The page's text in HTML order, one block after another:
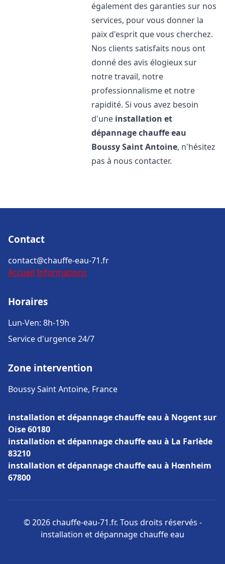
également des garanties sur nos
services, pour vous donner la
paix d'esprit que vous cherchez.
Nos clients satisfaits nous ont
donné des avis élogieux sur
notre travail, notre
professionnalisme et notre
rapidité. Si vous avez besoin
d'une installation et
dépannage chauffe eau
Boussy Saint Antoine, n'hésitez
pas à nous contacter.
Contact
contact@chauffe-eau-71.fr
Accueil Informations
Horaires
Lun-Ven: 8h-19h
Service d'urgence 24/7
Zone intervention
Boussy Saint Antoine, France
installation et dépannage chauffe eau à Nogent sur
Oise 60180
installation et dépannage chauffe eau à La Farlède
83210
installation et dépannage chauffe eau à Hœnheim
67800
© 2026 chauffe-eau-71.fr. Tous droits réservés -
installation et dépannage chauffe eau